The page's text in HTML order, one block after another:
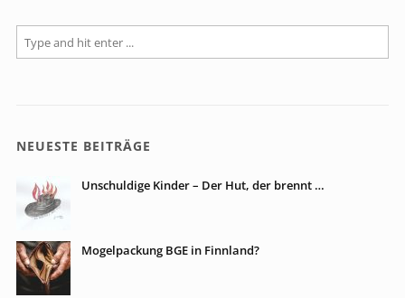
NEUESTE BEITRÄGE
Unschuldige Kinder – Der Hut, der brennt …
Mogelpackung BGE in Finnland?